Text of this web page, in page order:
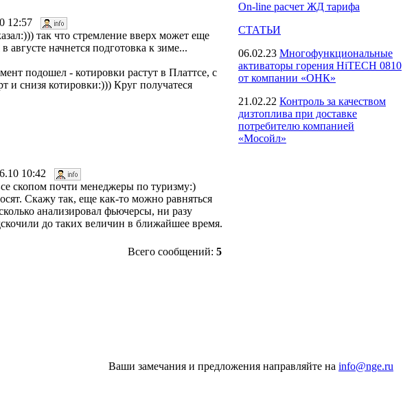
12:57
так что стремление вверх может еще
начнется подготовка к зиме...
подошел - котировки растут в Платтсе, с
и снизя котировки:))) Круг получатеся
10:42
скопом почти менеджеры по туризму:)
Скажу так, еще как-то можно равняться
анализировал фьючерсы, ни разу
до таких величин в ближайшее время.
Всего сообщений: 5
On-line расчет ЖД тарифа
СТАТЬИ
06.02.23 Многофункциональные
активаторы горения HiTECH 0810
от компании «ОНК»
21.02.22 Контроль за качеством
дизтоплива при доставке
потребителю компанией
«Мосойл»
Ваши замечания и предложения направляйте на info@nge.ru